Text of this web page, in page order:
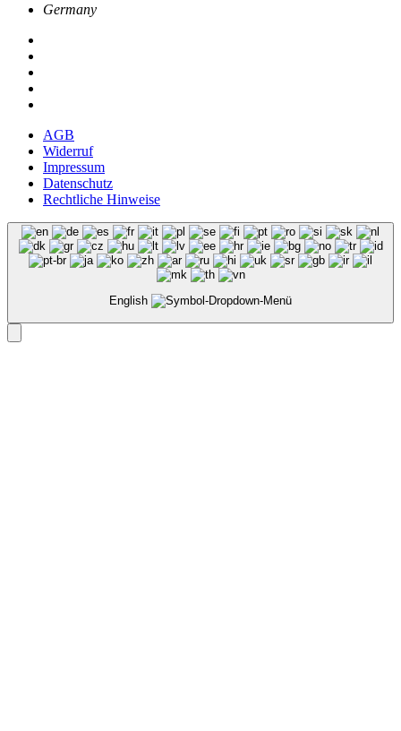
Germany
AGB
Widerruf
Impressum
Datenschutz
Rechtliche Hinweise
English